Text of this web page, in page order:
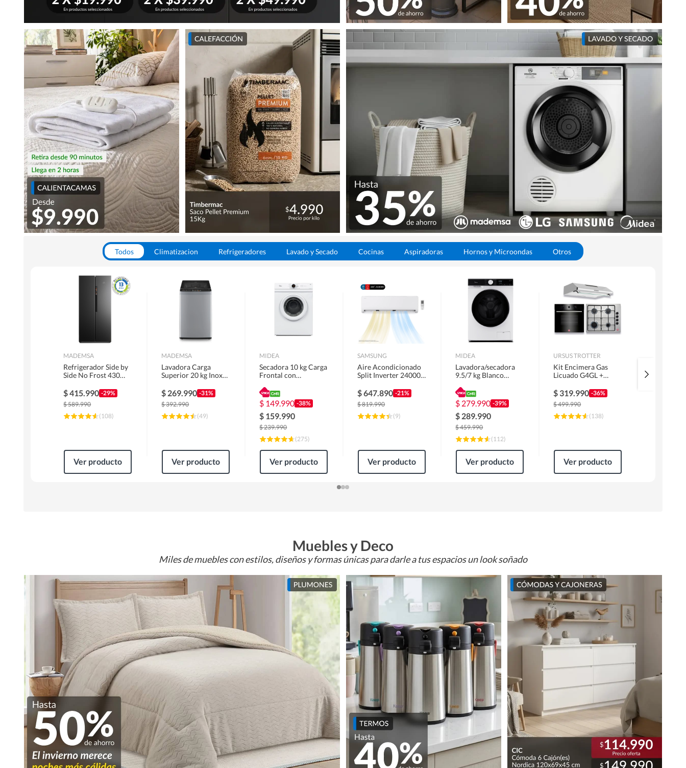
Todos Climatizacion Refrigeradores Lavado y Secado Cocinas Aspiradoras Hornos y Microondas Otros
MADEMSA
Refrigerador Side by
Side No Frost 430
MAS430B
$415.990 -29%
$589.990
(108)
Ver producto
MADEMSA
Lavadora Carga
Superior 20 kg Inox
$ 269.990 -31%
$392.990
(49)
Ver producto
MIDEA
Secadora 10 kg Carga
Frontal con
MD100A100/W2
$ 149.990 -38%
$ 159.990
$239.990
(275)
Ver producto
SAMSUNG
Aire Acondicionado
Split Inverter 24000
$647.890 -21%
$819.990
(9)
Ver producto
MIDEA
Lavadora/secadora
9.5/7 kg Blanco
$ 279.990 -39%
$ 289.990
$459.990
(112)
Ver producto
URSUS TROTTER
Kit Encimera Gas
Licuado G4GL +
1 Motor FF60IN +
Horno EPC4NIG
$ 319.990 -36%
$499.990
(138)
Ver producto
Muebles y Deco
Miles de muebles con estilos, diseños y formas únicas para darle a tus espacios un look soñado